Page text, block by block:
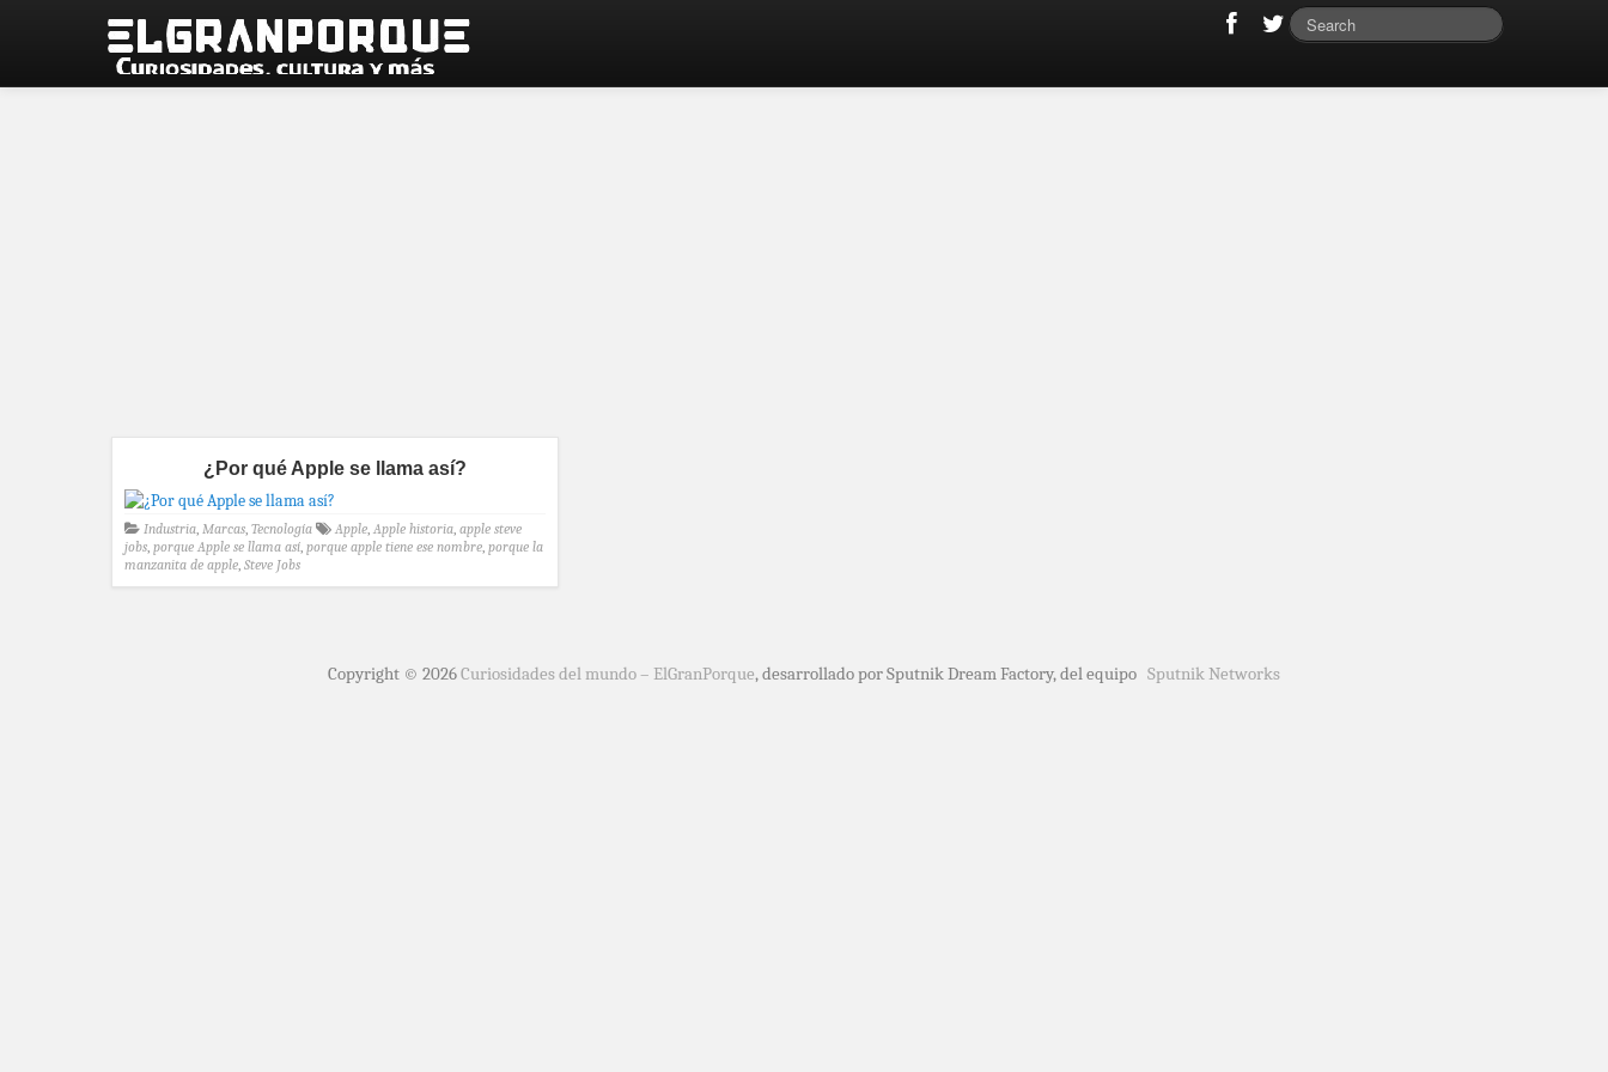
¿Por qué Apple se llama así?
Industria, Marcas, Tecnología Apple, Apple historia, apple steve
jobs, porque Apple se llama así, porque apple tiene ese nombre, porque la
manzanita de apple, Steve Jobs
Copyright © 2026Curiosidades del mundo – ElGranPorque, desarrollado por Sputnik Dream Factory, del equipo Sputnik Networks